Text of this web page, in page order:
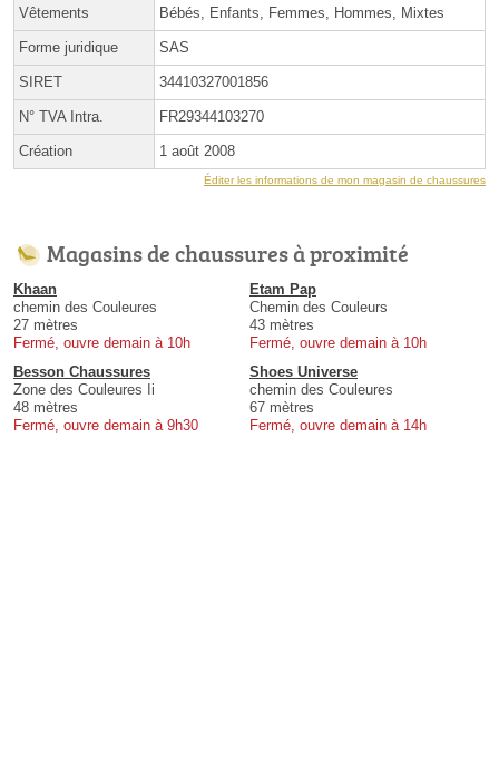
Vêtements Bébés, Enfants, Femmes, Hommes, Mixtes
Forme juridique SAS
SIRET 34410327001856
N° TVA Intra. FR29344103270
Création 1 août 2008
Éditer les informations de mon magasin de chaussures
Magasins de chaussures à proximité
Khaan
chemin des Couleures
27 mètres
Fermé, ouvre demain à 10h
Etam Pap
Chemin des Couleurs
43 mètres
Fermé, ouvre demain à 10h
Besson Chaussures
Zone des Couleures Ii
48 mètres
Fermé, ouvre demain à 9h30
Shoes Universe
chemin des Couleures
67 mètres
Fermé, ouvre demain à 14h